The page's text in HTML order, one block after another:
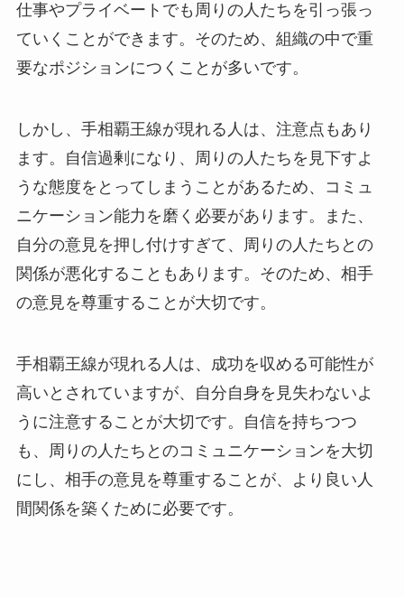
仕事やプライベートでも周りの人たちを引っ張っ
ていくことができます。そのため、組織の中で重
要なポジションにつくことが多いです。
しかし、手相覇王線が現れる人は、注意点もあり
ます。自信過剰になり、周りの人たちを見下すよ
うな態度をとってしまうことがあるため、コミュ
ニケーション能力を磨く必要があります。また、
自分の意見を押し付けすぎて、周りの人たちとの
関係が悪化することもあります。そのため、相手
の意見を尊重することが大切です。
手相覇王線が現れる人は、成功を収める可能性が
高いとされていますが、自分自身を見失わないよ
うに注意することが大切です。自信を持ちつつ
も、周りの人たちとのコミュニケーションを大切
にし、相手の意見を尊重することが、より良い人
間関係を築くために必要です。